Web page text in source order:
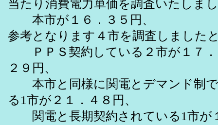
当たり消費電力単価を調査いたしま
本市が１６．３５円、
参考となります４市を調査しました
ＰＰＳ契約している２市が１７．
２９円、
本市と同様に関電とデマンド制で
る1市が２１．４８円、
関電と長期契約されている1市が